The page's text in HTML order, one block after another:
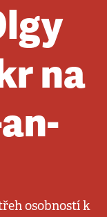
na
osobností k